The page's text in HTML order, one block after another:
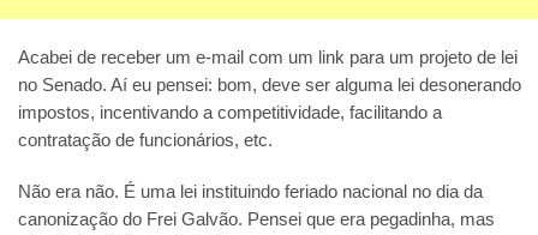
Acabei de receber um e-mail com um link para um projeto de lei
no Senado. Aí eu pensei: bom, deve ser alguma lei desonerando
impostos, incentivando a competitividade, facilitando a
contratação de funcionários, etc.
Não era não. É uma lei instituindo feriado nacional no dia da
canonização do Frei Galvão. Pensei que era pegadinha, mas